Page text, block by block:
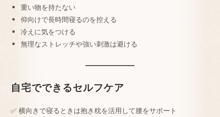
重い物を持たない
仰向けで長時間寝るのを控える
冷えに気をつける
無理なストレッチや強い刺激は避ける
自宅でできるセルフケア
✅ 横向きで寝るときは抱き枕を活用して腰をサポート